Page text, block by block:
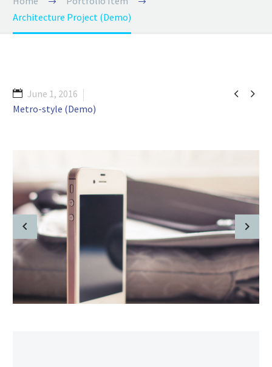
Architecture Project (Demo)
 
June 1, 2016
Metro-style (Demo)